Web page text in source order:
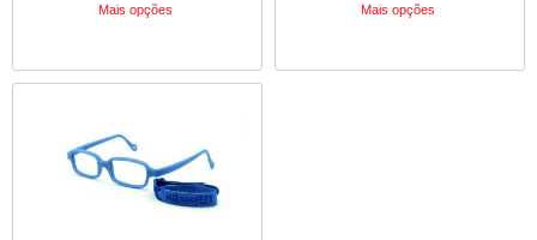
Mais opções Mais opções